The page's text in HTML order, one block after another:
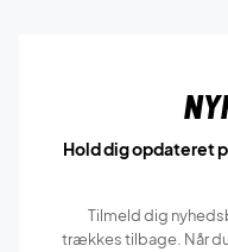
Hold dig opdateret
Tilmeld dig
trækkes tilbage. Når